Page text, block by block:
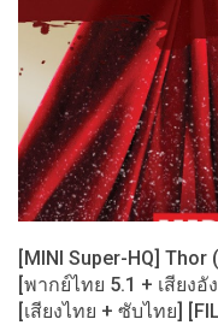
[MINI Super-HQ] Thor
[พากย์ไทย 5.1 + เสียง
[เสียงไทย + ซับไทย]